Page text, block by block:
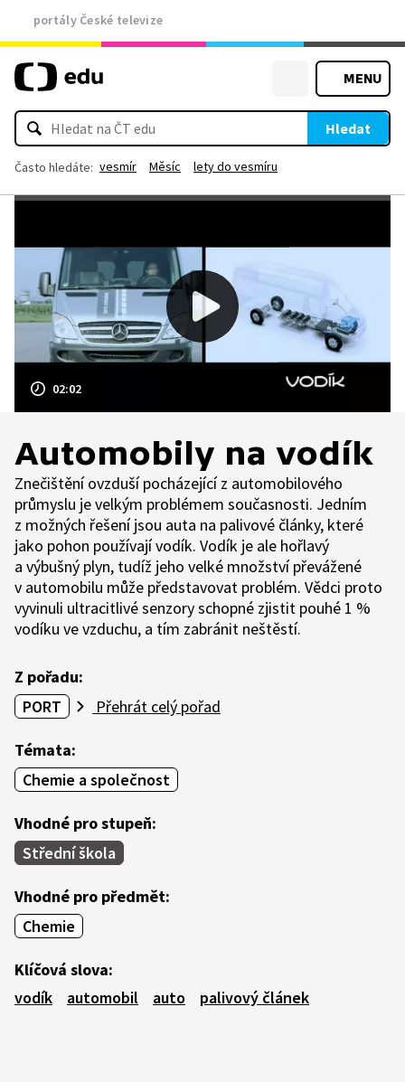
portály České televize
MENU
Hledat
Často hledáte: vesmír Měsíc lety do vesmíru
02:02
Automobily na vodík
Znečištění ovzduší pocházející z automobilového
průmyslu je velkým problémem současnosti. Jedním
z možných řešení jsou auta na palivové články, které
jako pohon používají vodík. Vodík je ale hořlavý
a výbušný plyn, tudíž jeho velké množství převážené
v automobilu může představovat problém. Vědci proto
vyvinuli ultracitlivé senzory schopné zjistit pouhé 1 %
vodíku ve vzduchu, a tím zabránit neštěstí.
Z pořadu:
PORT
Přehrát celý pořad
Témata:
Chemie a společnost
Vhodné pro stupeň:
Střední škola
Vhodné pro předmět:
Chemie
Klíčová slova:
vodík
automobil auto palivový článek